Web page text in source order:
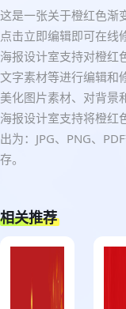
这是一张关于橙红色渐
点击立即编辑即可在线
海报设计室支持对橙红
文字素材等进行编辑和
美化图片素材、对背景
海报设计室支持将橙红
出为：JPG、PNG、
存。
相关推荐